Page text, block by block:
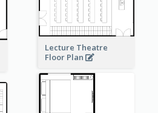
Lecture Theatre
Floor Plan